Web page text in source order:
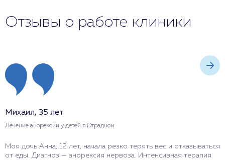
Отзывы о работе клиники
Михаил, 35 лет
Лечение анорексии у детей в Отрадном
Моя дочь Анна, 12 лет, начала резко терять вес и отказываться
от еды. Диагноз — анорексия нервоза. Интенсивная терапия